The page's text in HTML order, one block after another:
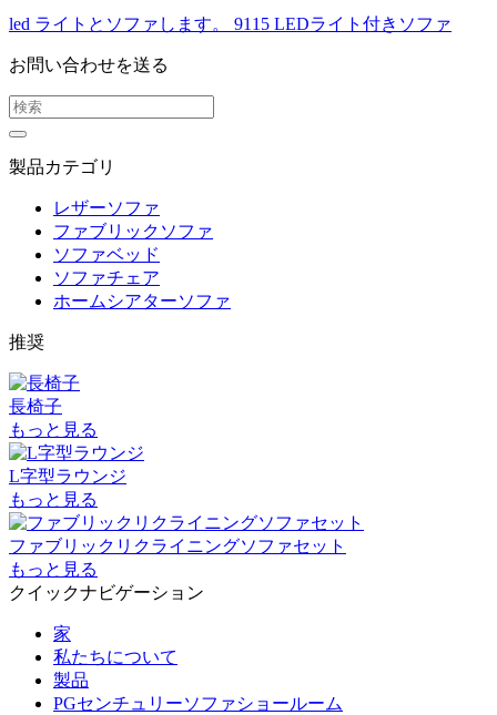
led ライトとソファします。 9115 LEDライト付きソファ
お問い合わせを送る
製品カテゴリ
レザーソファ
ファブリックソファ
ソファベッド
ソファチェア
ホームシアターソファ
推奨
長椅子
もっと見る
L字型ラウンジ
もっと見る
ファブリックリクライニングソファセット
もっと見る
クイックナビゲーション
家
私たちについて
製品
PGセンチュリーソファショールーム